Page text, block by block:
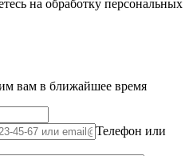
на обработку персональных
вам в ближайшее время
Телефон или